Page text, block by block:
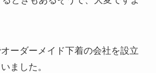
ーダーメイド下着の会社を設立
ました。